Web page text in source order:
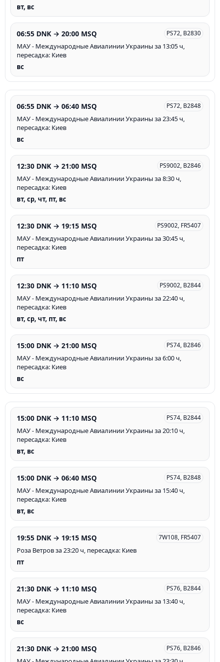
вт, вс
06:55 DNK → 20:00 MSQ PS72, B2830
МАУ - Международные Авиалинии Украины за 13:05 ч,
пересадка: Киев
вс
06:55 DNK → 06:40 MSQ PS72, B2848
МАУ - Международные Авиалинии Украины за 23:45 ч,
пересадка: Киев
вс
12:30 DNK → 21:00 MSQ PS9002, B2846
МАУ - Международные Авиалинии Украины за 8:30 ч,
пересадка: Киев
вт, ср, чт, пт, вс
12:30 DNK → 19:15 MSQ PS9002, FR5407
МАУ - Международные Авиалинии Украины за 30:45 ч,
пересадка: Киев
пт
12:30 DNK → 11:10 MSQ PS9002, B2844
МАУ - Международные Авиалинии Украины за 22:40 ч,
пересадка: Киев
вт, ср, чт, пт, вс
15:00 DNK → 21:00 MSQ PS74, B2846
МАУ - Международные Авиалинии Украины за 6:00 ч,
пересадка: Киев
вс
15:00 DNK → 11:10 MSQ PS74, B2844
МАУ - Международные Авиалинии Украины за 20:10 ч,
пересадка: Киев
вт, вс
15:00 DNK → 06:40 MSQ PS74, B2848
МАУ - Международные Авиалинии Украины за 15:40 ч,
пересадка: Киев
вт, вс
19:55 DNK → 19:15 MSQ 7W108, FR5407
Роза Ветров за 23:20 ч, пересадка: Киев
пт
21:30 DNK → 11:10 MSQ PS76, B2844
МАУ - Международные Авиалинии Украины за 13:40 ч,
пересадка: Киев
вс
21:30 DNK → 21:00 MSQ PS76, B2846